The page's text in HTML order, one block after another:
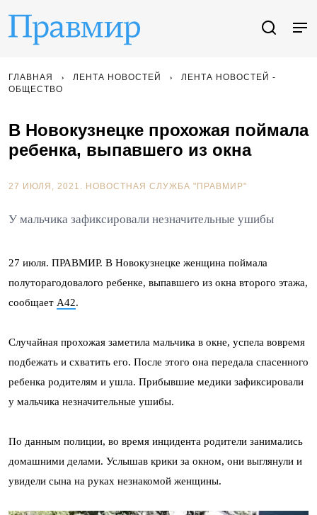
ГЛАВНАЯ ЛЕНТА НОВОСТЕЙ
ЛЕНТА НОВОСТЕЙ -
ОБЩЕСТВО
В Новокузнецке прохожая поймала
ребенка, выпавшего из окна
27 ИЮЛЯ, 2021. НОВОСТНАЯ СЛУЖБА "ПРАВМИР"
У мальчика зафиксировали незначительные ушибы
27 июля. ПРАВМИР. В Новокузнецке женщина поймала
полуторагодовалого ребенке, выпавшего из окна второго этажа,
сообщает А42.
Случайная прохожая заметила мальчика в окне, успела вовремя
подбежать и схватить его. После этого она передала спасенного
ребенка родителям и ушла. Прибывшие медики зафиксировали
у мальчика незначительные ушибы.
По данным полиции, во время инцидента родители занимались
домашними делами. Услышав крики за окном, они выглянули и
увидели сына на руках незнакомой женщины.